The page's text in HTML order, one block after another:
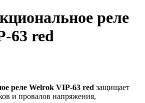
реле
63 red
реле Welrok VIP-63 red защищает
и провалов напряжения,